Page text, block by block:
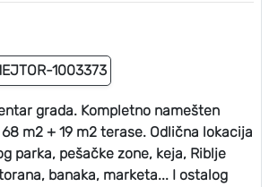
1003373
grada. Kompletno namešten
m2 + 19 m2 terase. Odlična lokacija
parka, pešačke zone, keja, Riblje
banaka, marketa... I ostalog